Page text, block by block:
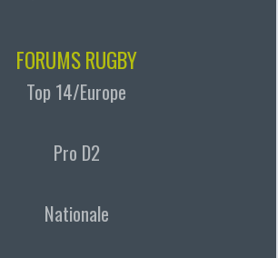
FORUMS RUGBY
Top 14/Europe
Pro D2
Nationale